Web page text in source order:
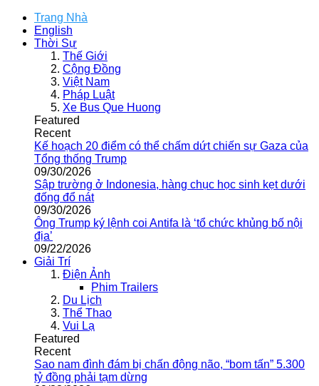
Trang Nhà
English
Thời Sự
Thế Giới
Cộng Đồng
Việt Nam
Pháp Luật
Xe Bus Que Huong
Featured
Recent
Kế hoạch 20 điểm có thể chấm dứt chiến sự Gaza của
Tổng thống Trump
09/30/2026
Sập trường ở Indonesia, hàng chục học sinh kẹt dưới
đống đổ nát
09/30/2026
Ông Trump ký lệnh coi Antifa là ‘tổ chức khủng bố nội
địa’
09/22/2026
Giải Trí
Điện Ảnh
Phim Trailers
Du Lịch
Thể Thao
Vui Lạ
Featured
Recent
Sao nam đình đám bị chấn động não, “bom tấn” 5.300
tỷ đồng phải tạm dừng